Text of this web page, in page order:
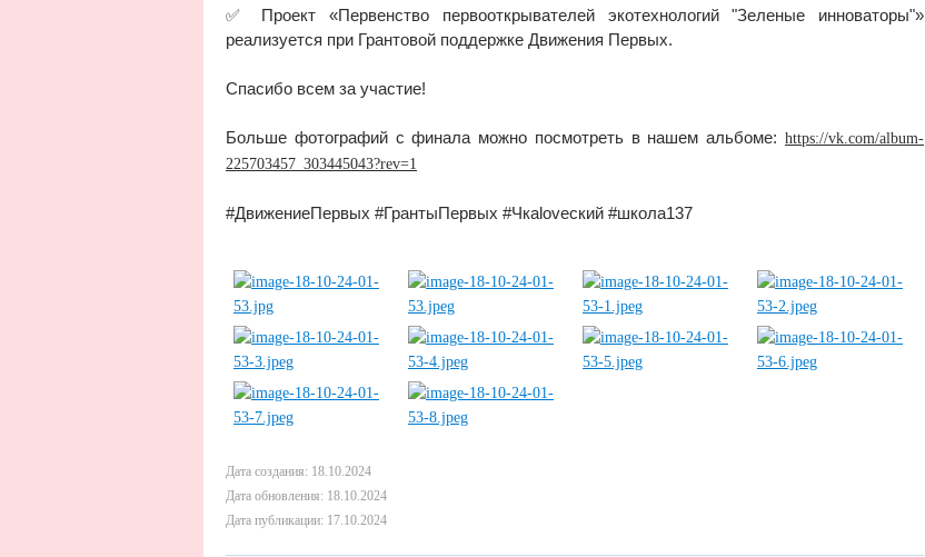
✅ Проект «Первенство первооткрывателей экотехнологий "Зеленые инноваторы"»
реализуется при Грантовой поддержке Движения Первых.
Спасибо всем за участие!
Больше фотографий с финала можно посмотреть в нашем альбоме: https://vk.com/album-
225703457_303445043?rev=1
#ДвижениеПервых #ГрантыПервых #Чкаloveский #школа137
Дата создания: 18.10.2024
Дата обновления: 18.10.2024
Дата публикации: 17.10.2024